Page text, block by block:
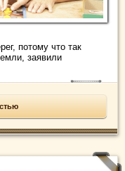
потому что так
заявили